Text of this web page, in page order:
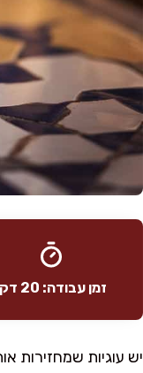
זמן עבודה: 20 דק'
יש עוגיות